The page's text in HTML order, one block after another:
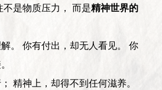
是物质压力， 而是精神世界的
。 你有付出，却无人看见。 你
精神上，却得不到任何滋养。